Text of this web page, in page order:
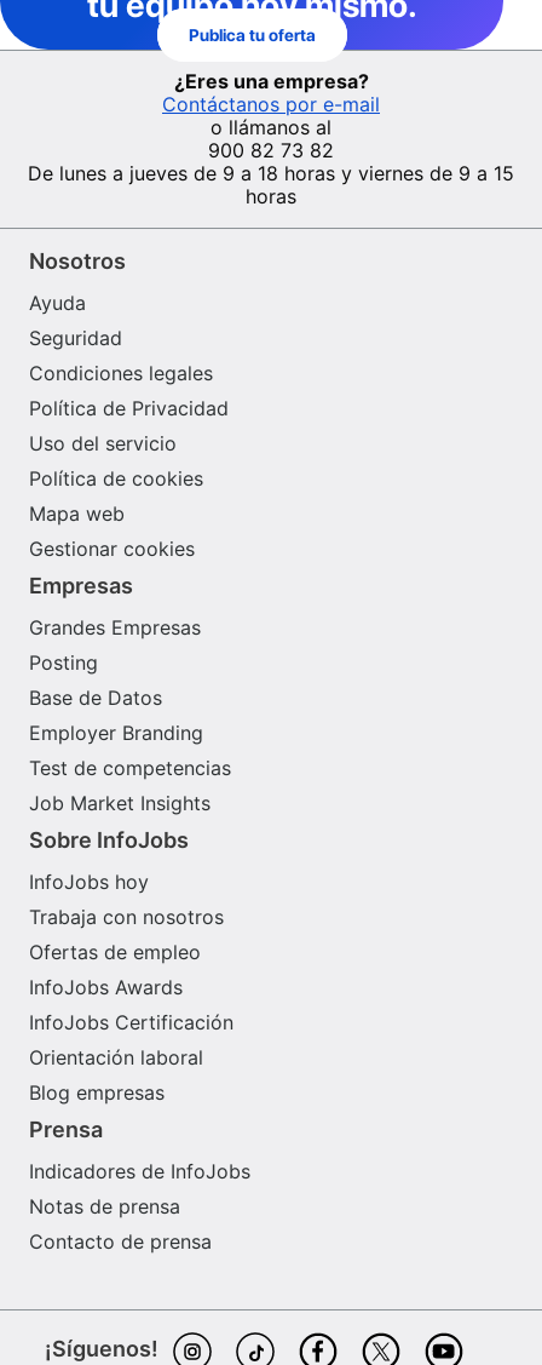
Publica tu oferta
¿Eres una empresa?
Contáctanos por e-mail
o llámanos al
900 82 73 82
De lunes a jueves de 9 a 18 horas y viernes de 9 a 15
horas
Nosotros
Ayuda
Seguridad
Condiciones legales
Política de Privacidad
Uso del servicio
Política de cookies
Mapa web
Gestionar cookies
Empresas
Grandes Empresas
Posting
Base de Datos
Employer Branding
Test de competencias
Job Market Insights
Sobre InfoJobs
InfoJobs hoy
Trabaja con nosotros
Ofertas de empleo
InfoJobs Awards
InfoJobs Certificación
Orientación laboral
Blog empresas
Prensa
Indicadores de InfoJobs
Notas de prensa
Contacto de prensa
¡Síguenos!